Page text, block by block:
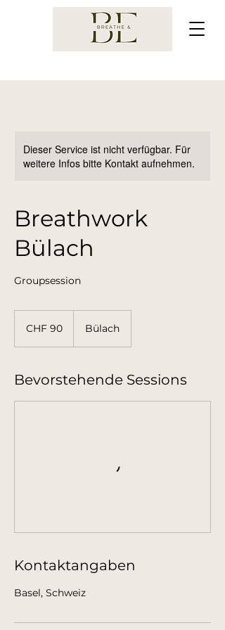
Dieser Service ist nicht verfügbar. Für
weitere Infos bitte Kontakt aufnehmen.
Breathwork
Bülach
Groupsession
Franken
CHF 90 Bülach
Bevorstehende Sessions
Kontaktangaben
Basel, Schweiz